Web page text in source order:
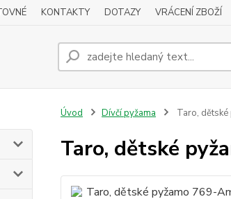
KONTAKTY DOTAZY VRÁCENÍ ZBOŽÍ
Úvod Dívčí pyžama Taro,
Taro, dětské